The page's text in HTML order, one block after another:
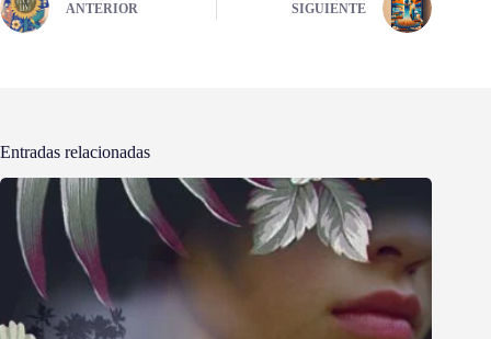
ANTERIOR SIGUIENTE
Entradas relacionadas